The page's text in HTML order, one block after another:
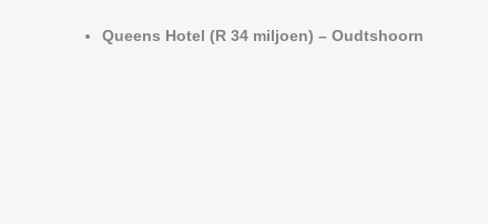
Queens Hotel (R 34 miljoen) – Oudtshoorn